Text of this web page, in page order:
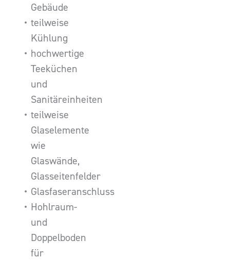
Gebäude
teilweise
Kühlung
hochwertige
Teeküchen
und
Sanitäreinheiten
teilweise
Glaselemente
wie
Glaswände,
Glasseitenfelder
Glasfaseranschluss
Hohlraum-
und
Doppelboden
für